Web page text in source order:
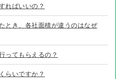
ればいいの？
とき、各社面積が違うのはなぜ
ってもらえるの？
らいですか？